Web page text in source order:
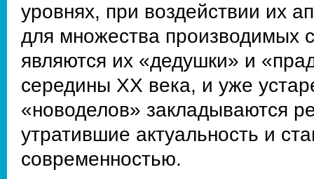
уровнях, при воздействии их
для множества производимых
являются их «дедушки» и
середины ХХ века, и уже
«новоделов» закладываются
утратившие актуальность и
современностью.